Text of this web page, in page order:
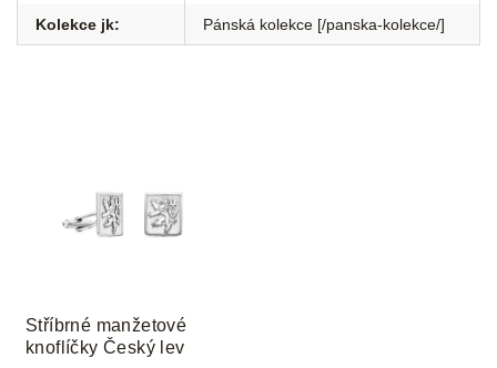
Kolekce jk: Pánská kolekce [/panska-kolekce/]
Stříbrné manžetové
knoflíčky Český lev